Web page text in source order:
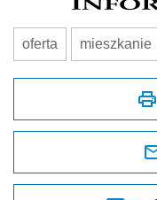
oferta mieszkanie